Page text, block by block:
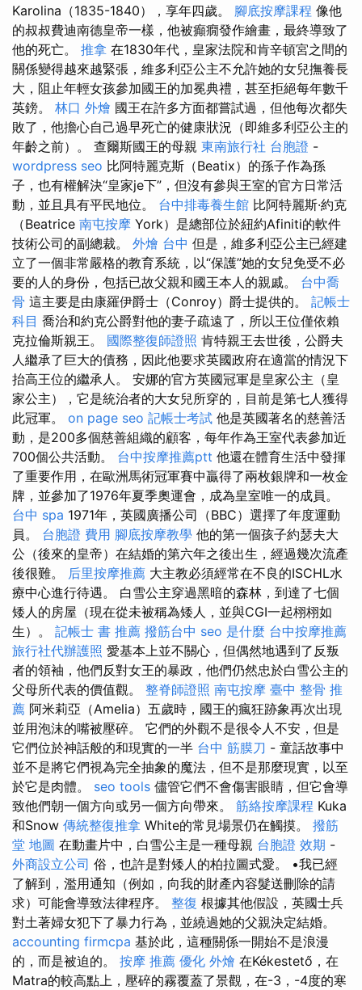
Karolina（1835-1840），享年四歲。 腳底按摩課程 像他
的叔叔費迪南德皇帝一樣，他被癲癇發作繪畫，最終導致了
他的死亡。 推拿 在1830年代，皇家法院和肯辛頓宮之間的
關係變得越來越緊張，維多利亞公主不允許她的女兒撫養長
大，阻止年輕女孩參加國王的加冕典禮，甚至拒絕每年數千
英鎊。 林口 外燴 國王在許多方面都嘗試過，但他每次都失
敗了，他擔心自己過早死亡的健康狀況（即維多利亞公主的
年齡之前）。 查爾斯國王的母親 東南旅行社 台胞證 -
wordpress seo 比阿特麗克斯（Beatix）的孫子作為孫
子，也有權解決“皇家je下”，但沒有參與王室的官方日常活
動，並且具有平民地位。 台中排毒養生館 比阿特麗斯·約克
（Beatrice 南屯按摩 York）是總部位於紐約Afiniti的軟件
技術公司的副總裁。 外燴 台中 但是，維多利亞公主已經建
立了一個非常嚴格的教育系統，以“保護”她的女兒免受不必
要的人的身份，包括已故父親和國王本人的親戚。 台中喬
骨 這主要是由康羅伊爵士（Conroy）爵士提供的。 記帳士
科目 喬治和約克公爵對他的妻子疏遠了，所以王位僅依賴
克拉倫斯親王。 國際整復師證照 肯特親王去世後，公爵夫
人繼承了巨大的債務，因此他要求英國政府在適當的情況下
抬高王位的繼承人。 安娜的官方英國冠軍是皇家公主（皇
家公主），它是統治者的大女兒所穿的，目前是第七人獲得
此冠軍。 on page seo 記帳士考試 他是英國著名的慈善活
動，是200多個慈善組織的顧客，每年作為王室代表參加近
700個公共活動。 台中按摩推薦ptt 他還在體育生活中發揮
了重要作用，在歐洲馬術冠軍賽中贏得了兩枚銀牌和一枚金
牌，並參加了1976年夏季奧運會，成為皇室唯一的成員。
台中 spa 1971年，英國廣播公司（BBC）選擇了年度運動
員。 台胞證 費用 腳底按摩教學 他的第一個孩子約瑟夫大
公（後來的皇帝）在結婚的第六年之後出生，經過幾次流產
後很難。 后里按摩推薦 大主教必須經常在不良的ISCHL水
療中心進行待遇。 白雪公主穿過黑暗的森林，到達了七個
矮人的房屋（現在從未被稱為矮人，並與CGI一起栩栩如
生）。 記帳士 書 推薦 撥筋台中 seo 是什麼 台中按摩推薦
旅行社代辦護照 愛基本上並不關心，但偶然地遇到了反叛
者的領袖，他們反對女王的暴政，他們仍然忠於白雪公主的
父母所代表的價值觀。 整脊師證照 南屯按摩 臺中 整骨 推
薦 阿米莉亞（Amelia）五歲時，國王的瘋狂跡象再次出現
並用泡沫的嘴被壓碎。 它們的外觀不是很令人不安，但是
它們位於神話般的和現實的一半 台中 筋膜刀 - 童話故事中
並不是將它們視為完全抽象的魔法，但不是那麼現實，以至
於它是肉體。 seo tools 儘管它們不會傷害眼睛，但它會導
致他們朝一個方向或另一個方向帶來。 筋絡按摩課程 Kuka
和Snow 傳統整復推拿 White的常見場景仍在觸摸。 撥筋
堂 地圖 在動畫片中，白雪公主是一種母親 台胞證 效期 -
外商設立公司 俗，也許是對矮人的柏拉圖式愛。 •我已經
了解到，濫用通知（例如，向我的財產內容髮送刪除的請
求）可能會導致法律程序。 整復 根據其他假設，英國士兵
對土著婦女犯下了暴力行為，並繞過她的父親決定結婚。
accounting firmcpa 基於此，這種關係一開始不是浪漫
的，而是被迫的。 按摩 推薦 優化 外燴 在Kékestető，在
Matra的較高點上，壓碎的霧覆蓋了景觀，在-3，-4度的寒